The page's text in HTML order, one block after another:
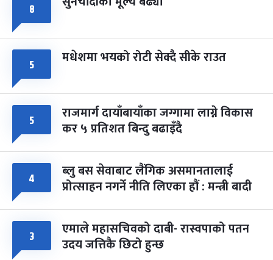
८
५ मधेशमा भयको रोटी सेक्दै सीके राउत
५ राजमार्ग दायाँबायाँका जग्गामा लाग्ने विकास
कर ५ प्रतिशत बिन्दु बढाइँदै
४ ब्लु बस सेवाबाट लैंगिक असमानतालाई
प्रोत्साहन नगर्ने नीति लिएका हौं : मन्त्री बादी
३ एमाले महासचिवको दाबी- रास्वपाको पतन
उदय जत्तिकै छिटो हुन्छ